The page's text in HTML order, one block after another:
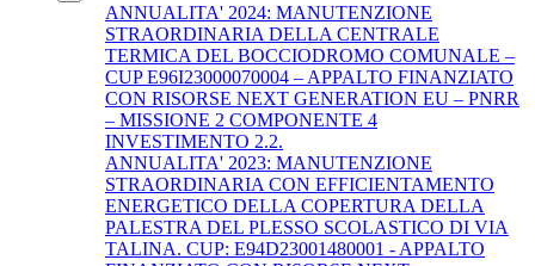
ANNUALITA' 2024: MANUTENZIONE
STRAORDINARIA DELLA CENTRALE
TERMICA DEL BOCCIODROMO COMUNALE –
CUP E96I23000070004 – APPALTO FINANZIATO
CON RISORSE NEXT GENERATION EU – PNRR
– MISSIONE 2 COMPONENTE 4
INVESTIMENTO 2.2.
ANNUALITA' 2023: MANUTENZIONE
STRAORDINARIA CON EFFICIENTAMENTO
ENERGETICO DELLA COPERTURA DELLA
PALESTRA DEL PLESSO SCOLASTICO DI VIA
TALINA. CUP: E94D23001480001 - APPALTO